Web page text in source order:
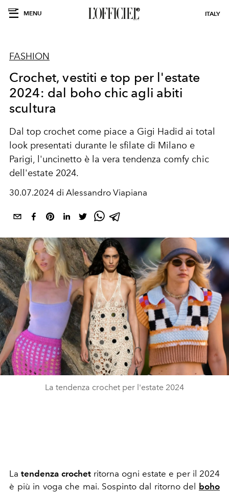
MENU ITALY
FASHION
Crochet, vestiti e top per l'estate
2024: dal boho chic agli abiti
scultura
Dal top crochet come piace a Gigi Hadid ai total
look presentati durante le sfilate di Milano e
Parigi, l'uncinetto è la vera tendenza comfy chic
dell'estate 2024.
30.07.2024 di Alessandro Viapiana
La tendenza crochet per l'estate 2024
La tendenza crochet ritorna ogni estate e per il 2024
è più in voga che mai. Sospinto dal ritorno del boho